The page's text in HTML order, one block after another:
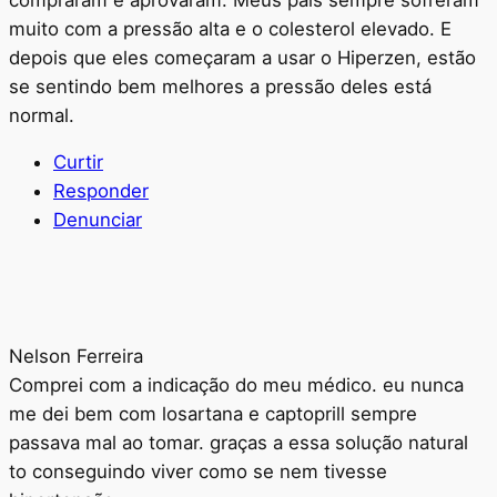
muito com a pressão alta e o colesterol elevado. E
depois que eles começaram a usar o Hiperzen, estão
se sentindo bem melhores a pressão deles está
normal.
Curtir
Responder
Denunciar
Nelson Ferreira
Comprei com a indicação do meu médico. eu nunca
me dei bem com losartana e captoprill sempre
passava mal ao tomar. graças a essa solução natural
to conseguindo viver como se nem tivesse